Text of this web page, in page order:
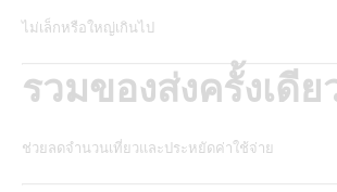
ไม่เล็กหรือใหญ่เกินไป
รวมของส่งครั้งเดีย
ช่วยลดจำนวนเที่ยวและประหยัดค่าใช้จ่าย